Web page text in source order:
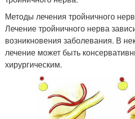
Методы лечения тройничного
Лечение тройничного нерва
возникновения заболевания. В
лечение может быть
хирургическим.